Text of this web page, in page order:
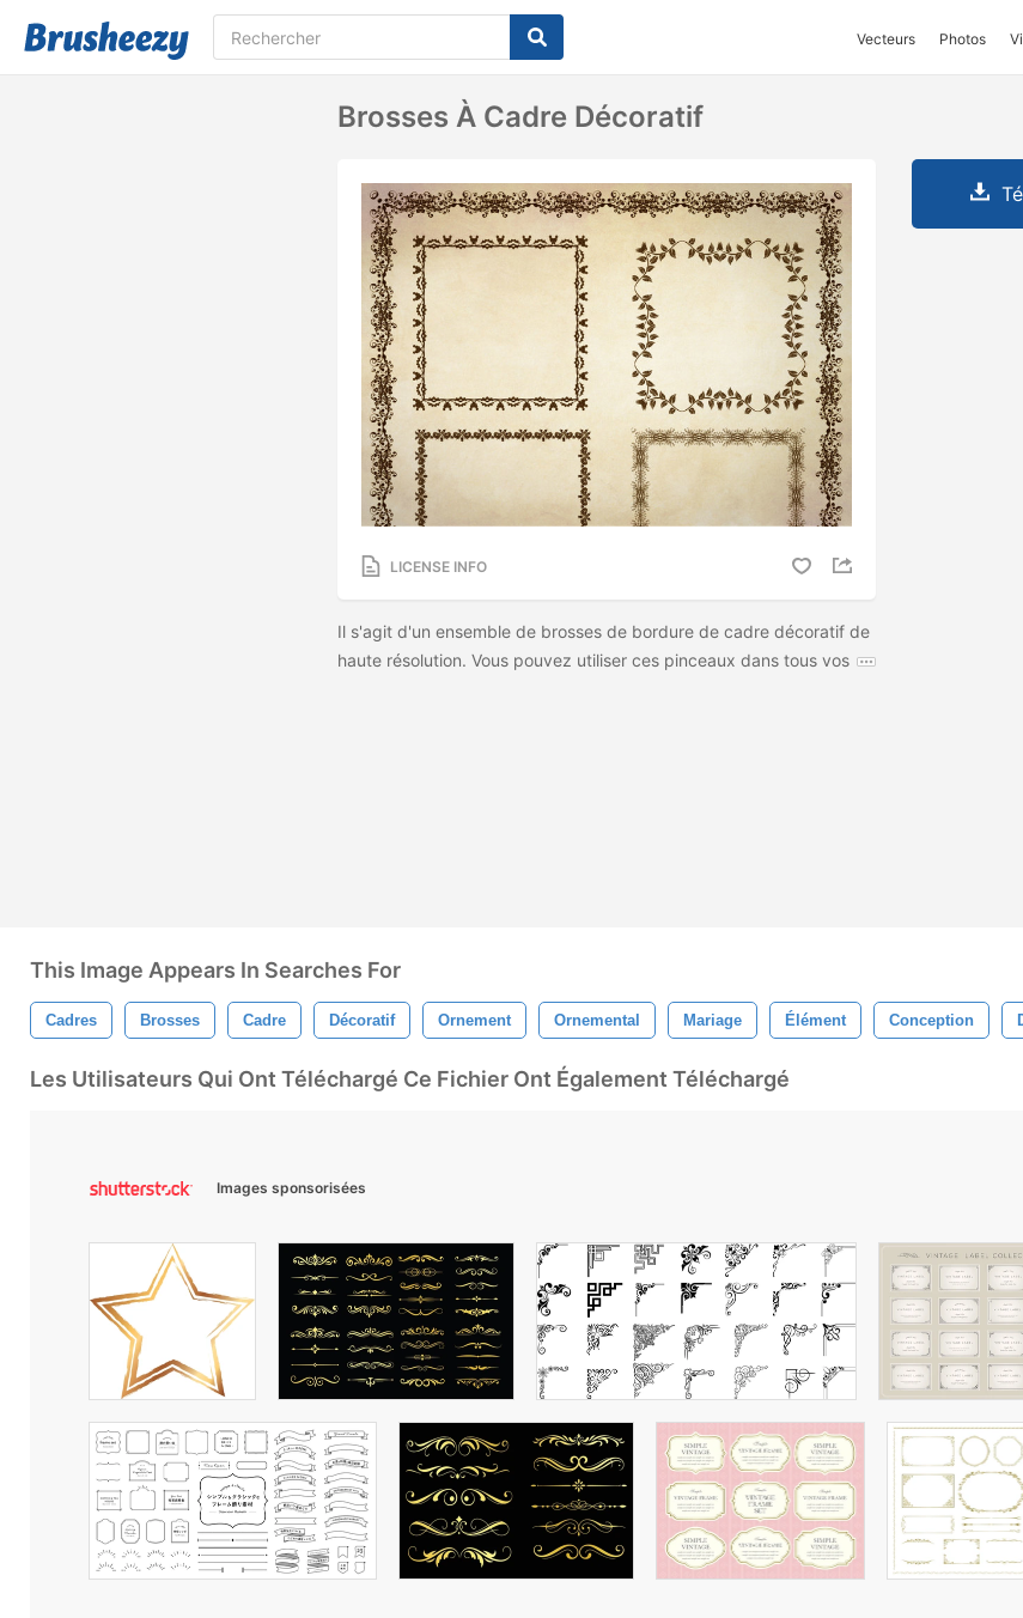
Vecteurs Photos
Brosses À Cadre Décoratif
LICENSE INFO
Il s'agit d'un ensemble de brosses de bordure de cadre décoratif de
haute résolution. Vous pouvez utiliser ces pinceaux dans tous vos
This Image Appears In Searches For
Cadres Brosses Cadre Décoratif Ornement Ornemental Mariage Élément Conception
Les Utilisateurs Qui Ont Téléchargé Ce Fichier Ont Également Téléchargé
Images sponsorisées